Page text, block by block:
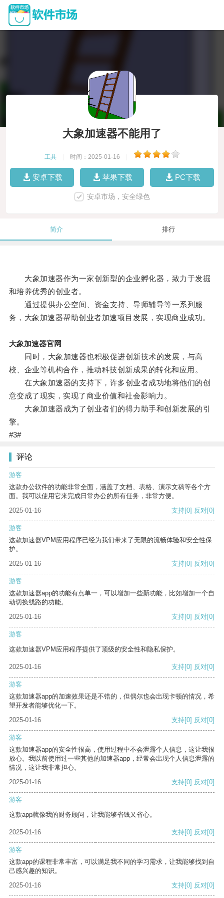
大象加速器不能用了
工具 时间：2025-01-16
安卓下载 苹果下载 PC下载
安卓市场，安全绿色
简介 排行
大象加速器作为一家创新型的企业孵化器，致力于发掘
和培养优秀的创业者。
通过提供办公空间、资金支持、导师辅导等一系列服
务，大象加速器帮助创业者加速项目发展，实现商业成功。
大象加速器官网
同时，大象加速器也积极促进创新技术的发展，与高
校、企业等机构合作，推动科技创新成果的转化和应用。
在大象加速器的支持下，许多创业者成功地将他们的创
意变成了现实，实现了商业价值和社会影响力。
大象加速器成为了创业者们的得力助手和创新发展的引
擎。
#3#
评论
游客
这款办公软件的功能非常全面，涵盖了文档、表格、演示文稿等各个方
面。我可以使用它来完成日常办公的所有任务，非常方便。
2025-01-16
支持[0] 反对[0]
游客
这款加速器VPM应用程序已经为我们带来了无限的流畅体验和安全性保
护。
2025-01-16
支持[0] 反对[0]
游客
这款加速器app的功能有点单一，可以增加一些新功能，比如增加一个自
动切换线路的功能。
2025-01-16
支持[0] 反对[0]
游客
这款加速器VPM应用程序提供了顶级的安全性和隐私保护。
2025-01-16 支持[0] 反对[0]
游客
这款加速器app的加速效果还是不错的，但偶尔也会出现卡顿的情况，希
望开发者能够优化一下。
2025-01-16
支持[0] 反对[0]
游客
这款加速器app的安全性很高，使用过程中不会泄露个人信息，这让我很
放心。我以前使用过一些其他的加速器app，经常会出现个人信息泄露的
情况，这让我非常担心。
2025-01-16
支持[0] 反对[0]
游客
这款app就像我的财务顾问，让我能够省钱又省心。
2025-01-16 支持[0] 反对[0]
游客
这款app的课程非常丰富，可以满足我不同的学习需求，让我能够找到自
己感兴趣的知识。
2025-01-16
支持[0] 反对[0]